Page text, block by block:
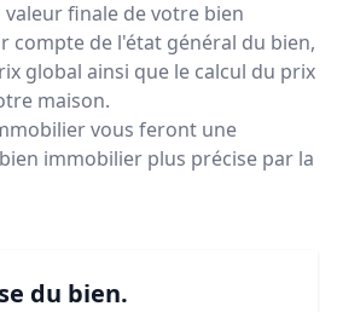
finale de votre bien
compte de l'état général du bien,
global ainsi que le calcul du prix
maison.
vous feront une
immobilier plus précise par la
du bien.